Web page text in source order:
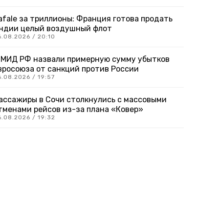
за триллионы: Франция готова продать
целый воздушный флот
/ 20:10
РФ назвали примерную сумму убытков
от санкций против России
/ 19:57
в Сочи столкнулись с массовыми
рейсов из-за плана «Ковер»
/ 19:32